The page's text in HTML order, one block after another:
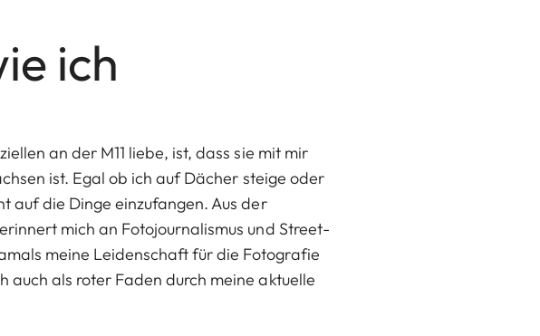
ich
an der M11 liebe, ist, dass sie mit mir
ist. Egal ob ich auf Dächer steige oder
auf die Dinge einzufangen. Aus der
mich an Fotojournalismus und Street-
meine Leidenschaft für die Fotografie
auch als roter Faden durch meine aktuelle